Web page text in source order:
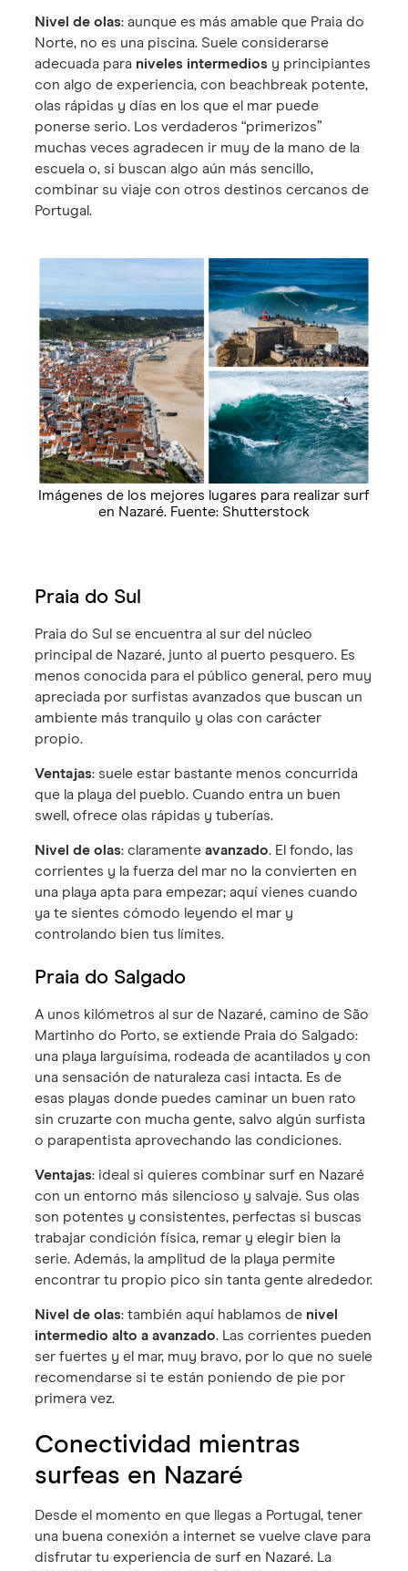
Nivel de olas: aunque es más amable que Praia do
Norte, no es una piscina. Suele considerarse
adecuada para niveles intermedios y principiantes
con algo de experiencia, con beachbreak potente,
olas rápidas y días en los que el mar puede
ponerse serio. Los verdaderos “primerizos”
muchas veces agradecen ir muy de la mano de la
escuela o, si buscan algo aún más sencillo,
combinar su viaje con otros destinos cercanos de
Portugal.
Imágenes de los mejores lugares para realizar surf
en Nazaré. Fuente: Shutterstock
Praia do Sul
Praia do Sul se encuentra al sur del núcleo
principal de Nazaré, junto al puerto pesquero. Es
menos conocida para el público general, pero muy
apreciada por surfistas avanzados que buscan un
ambiente más tranquilo y olas con carácter
propio.
Ventajas: suele estar bastante menos concurrida
que la playa del pueblo. Cuando entra un buen
swell, ofrece olas rápidas y tuberías.
Nivel de olas: claramenteavanzado. El fondo, las
corrientes y la fuerza del mar no la convierten en
una playa apta para empezar; aquí vienes cuando
ya te sientes cómodo leyendo el mar y
controlando bien tus límites.
Praia do Salgado
A unos kilómetros al sur de Nazaré, camino de São
Martinho do Porto, se extiende Praia do Salgado:
una playa larguísima, rodeada de acantilados y con
una sensación de naturaleza casi intacta. Es de
esas playas donde puedes caminar un buen rato
sin cruzarte con mucha gente, salvo algún surfista
o parapentista aprovechando las condiciones.
Ventajas: ideal si quieres combinar surf en Nazaré
con un entorno más silencioso y salvaje. Sus olas
son potentes y consistentes, perfectas si buscas
trabajar condición física, remar y elegir bien la
serie. Además, la amplitud de la playa permite
encontrar tu propio pico sin tanta gente alrededor.
Nivel de olas: también aquí hablamos de nivel
intermedio alto a avanzado. Las corrientes pueden
ser fuertes y el mar, muy bravo, por lo que no suele
recomendarse si te están poniendo de pie por
primera vez.
Conectividad mientras
surfeas en Nazaré
Desde el momento en que llegas a Portugal, tener
una buena conexión a internet se vuelve clave para
disfrutar tu experiencia de surf en Nazaré. La